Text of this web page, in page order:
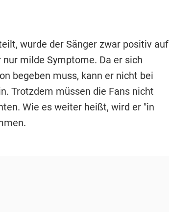
wurde der Sänger zwar positiv auf
milde Symptome. Da er sich
begeben muss, kann er nicht bei
Trotzdem müssen die Fans nicht
Wie es weiter heißt, wird er "in